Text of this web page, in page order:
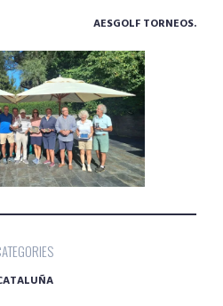
AESGOLF TORNEOS.